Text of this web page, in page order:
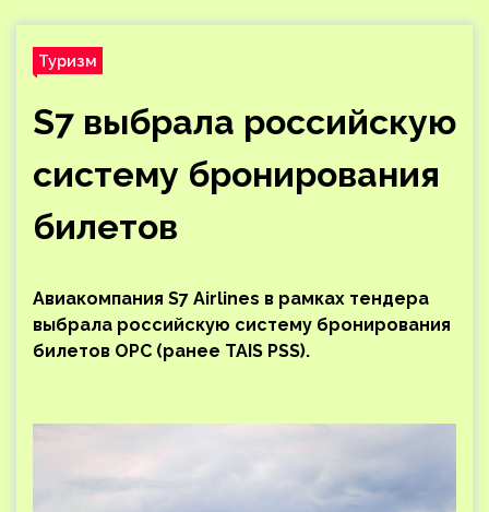
Туризм
S7 выбрала российскую
систему бронирования
билетов
Авиакомпания S7 Airlines в рамках тендера
выбрала российскую систему бронирования
билетов OPC (ранее TAIS PSS).